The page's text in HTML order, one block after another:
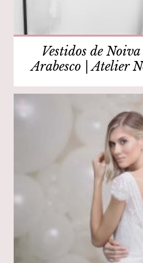
Vestidos de
Arabesco | Atelier